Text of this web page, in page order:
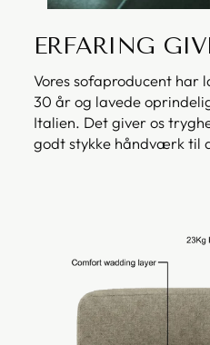
ERFARING
Vores sofaproducent har
30 år og lavede
Italien. Det giver os
godt stykke håndværk til